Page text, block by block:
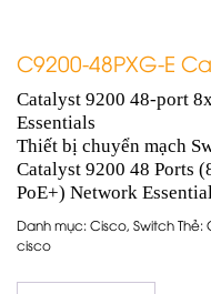
C9200-48PXG-E
Catalyst 9200 48-port
Essentials
Thiết bị chuyển mạch
Catalyst 9200 48 Ports
PoE+) Network
Danh mục:Cisco, SwitchThẻ:
cisco